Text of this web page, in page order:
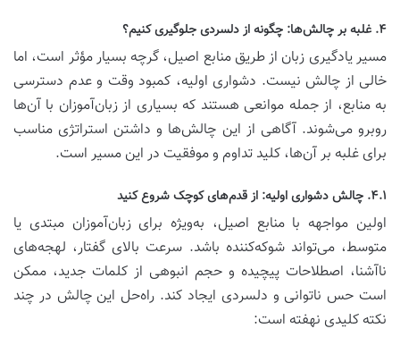
۴. غلبه بر چالش‌ها: چگونه از دلسردی جلوگیری کنیم؟
مسیر یادگیری زبان از طریق منابع اصیل، گرچه بسیار مؤثر است، اما
خالی از چالش نیست. دشواری اولیه، کمبود وقت و عدم دسترسی
به منابع، از جمله موانعی هستند که بسیاری از زبان‌آموزان با آن‌ها
روبرو می‌شوند. آگاهی از این چالش‌ها و داشتن استراتژی مناسب
برای غلبه بر آن‌ها، کلید تداوم و موفقیت در این مسیر است.
۴.۱. چالش دشواری اولیه: از قدم‌های کوچک شروع کنید
اولین مواجهه با منابع اصیل، به‌ویژه برای زبان‌آموزان مبتدی یا
متوسط، می‌تواند شوکه‌کننده باشد. سرعت بالای گفتار، لهجه‌های
ناآشنا، اصطلاحات پیچیده و حجم انبوهی از کلمات جدید، ممکن
است حس ناتوانی و دلسردی ایجاد کند. راه‌حل این چالش در چند
نکته کلیدی نهفته است: